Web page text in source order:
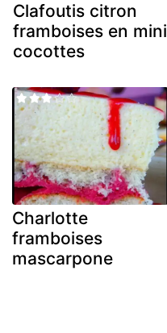
Clafoutis citron
framboises en mini
cocottes
Charlotte
framboises
mascarpone